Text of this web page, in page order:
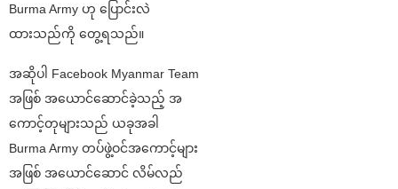
Burma Army ဟု ပြောင်းလဲ
ထားသည်ကို တွေ့ရသည်။
အဆိုပါ Facebook Myanmar Team
အဖြစ် အယောင်ဆောင်ခဲ့သည့် အ
ကောင့်တုများသည် ယခုအခါ
Burma Army တပ်ဖွဲ့ဝင်အကောင့်များ
အဖြစ် အယောင်ဆောင် လိမ်လည်